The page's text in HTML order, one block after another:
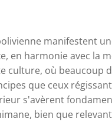
manifestent
en harmonie avec la
culture, où beaucoup
que ceux
s'avèrent
bien que